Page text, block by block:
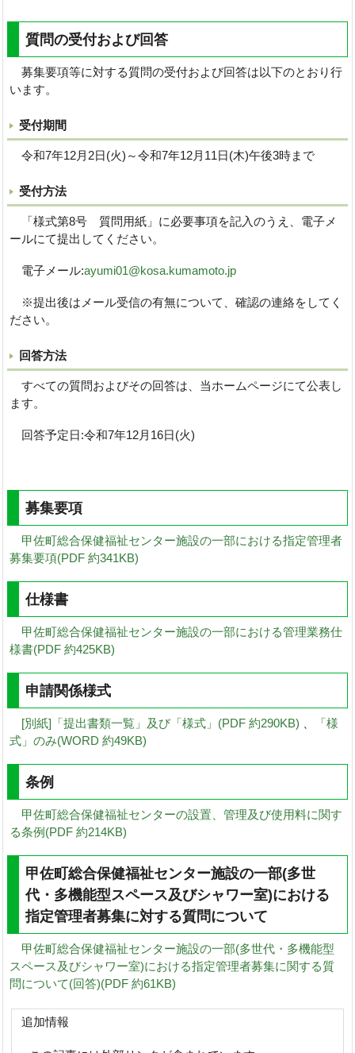
質問の受付および回答
募集要項等に対する質問の受付および回答は以下のとおり行
います。
受付期間
令和7年12月2日(火)～令和7年12月11日(木)午後3時まで
受付方法
「様式第8号 質問用紙」に必要事項を記入のうえ、電子メ
ールにて提出してください。
電子メール:ayumi01@kosa.kumamoto.jp
※提出後はメール受信の有無について、確認の連絡をしてく
ださい。
回答方法
すべての質問およびその回答は、当ホームページにて公表し
ます。
回答予定日:令和7年12月16日(火)
募集要項
甲佐町総合保健福祉センター施設の一部における指定管理者
募集要項(PDF 約341KB)
仕様書
甲佐町総合保健福祉センター施設の一部における管理業務仕
様書(PDF 約425KB)
申請関係様式
[別紙]「提出書類一覧」及び「様式」(PDF 約290KB)
「様
式」のみ(WORD 約49KB)
条例
甲佐町総合保健福祉センターの設置、管理及び使用料に関す
る条例(PDF 約214KB)
甲佐町総合保健福祉センター施設の一部(多世
代・多機能型スペース及びシャワー室)における
指定管理者募集に対する質問について
甲佐町総合保健福祉センター施設の一部(多世代・多機能型
スペース及びシャワー室)における指定管理者募集に関する質
問について(回答)(PDF 約61KB)
追加情報